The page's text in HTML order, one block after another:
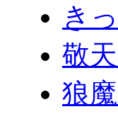
き
敬
狼